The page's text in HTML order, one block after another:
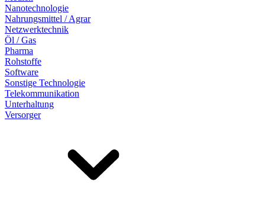
Nanotechnologie
Nahrungsmittel / Agrar
Netzwerktechnik
Öl / Gas
Pharma
Rohstoffe
Software
Sonstige Technologie
Telekommunikation
Unterhaltung
Versorger